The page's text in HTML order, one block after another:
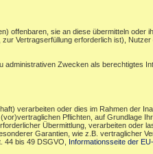
offenbaren, sie an diese übermitteln oder
Vertragserfüllung erforderlich ist), Nutzer
administrativen Zwecken als berechtigtes
verarbeiten oder dies im Rahmen der
Pflichten, auf Grundlage
Übermittlung, verarbeiten oder
Garantien, wie z.B. vertraglicher
44 bis 49 DSGVO, Informationsseite der